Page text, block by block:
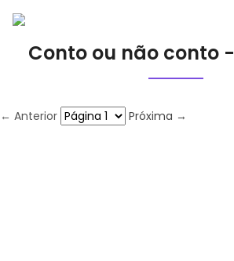
Conto ou não conto
← Anterior Próxima →